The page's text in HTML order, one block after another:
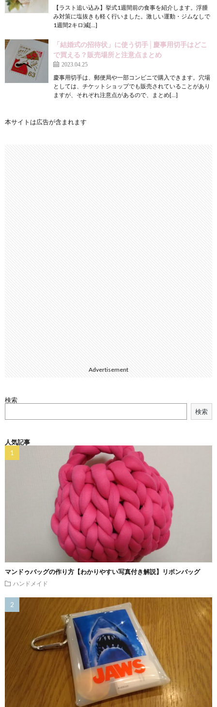
【ラスト追い込み】挙式1週間前の食事を紹介します。浮腫
み対策に塩抜きも軽く行いました。激しい運動・ジムなしで
1週間2キロ減[…]
「結婚式の招待状」に使う切手│慶事用切手はどこ
で買える？販売場所と注意点まとめ
2023.04.25
慶事用切手は、郵便局や一部コンビニで購入できます。穴場
としては、チケットショップでも販売されていることがあり
ますが、それぞれ注意点があるので、まとめ[…]
本サイトは広告が含まれます
Advertisement
検索
検索
人気記事
マンドゥバッグの作り方【わかりやすい写真付き解説】リボンバッグ
ハンドメイド